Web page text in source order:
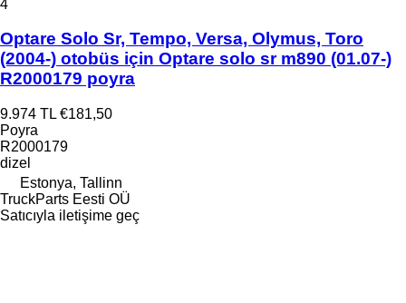
4
Optare Solo Sr, Tempo, Versa, Olymus, Toro
(2004-) otobüs için Optare solo sr m890 (01.07-)
R2000179 poyra
9.974 TL €181,50
Poyra
R2000179
dizel
Estonya, Tallinn
TruckParts Eesti OÜ
Satıcıyla iletişime geç